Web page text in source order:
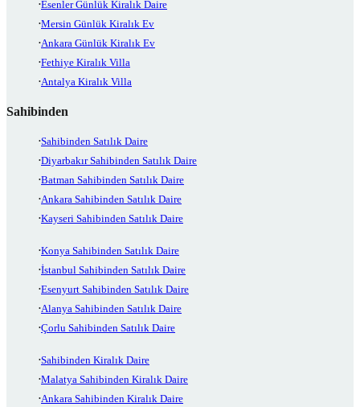
Esenler Günlük Kiralık Daire
Mersin Günlük Kiralık Ev
Ankara Günlük Kiralık Ev
Fethiye Kiralık Villa
Antalya Kiralık Villa
Sahibinden
Sahibinden Satılık Daire
Diyarbakır Sahibinden Satılık Daire
Batman Sahibinden Satılık Daire
Ankara Sahibinden Satılık Daire
Kayseri Sahibinden Satılık Daire
Konya Sahibinden Satılık Daire
İstanbul Sahibinden Satılık Daire
Esenyurt Sahibinden Satılık Daire
Alanya Sahibinden Satılık Daire
Çorlu Sahibinden Satılık Daire
Sahibinden Kiralık Daire
Malatya Sahibinden Kiralık Daire
Ankara Sahibinden Kiralık Daire